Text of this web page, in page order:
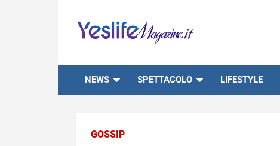
content
NEWS SPETTACOLO LIFESTYLE
GOSSIP